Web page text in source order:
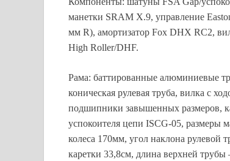
манетки SRAM X.9, управление
мм R), амортизатор Fox DHX RC2,
High Roller/DHF.
Рама: баттированные алюминиевые
коническая рулевая труба, вилка с
подшипники завышенных размеров,
успокоителя цепи ISCG-05, размеры
колеса 170мм, угол наклона рулевой
каретки 33,8см, длина верхней